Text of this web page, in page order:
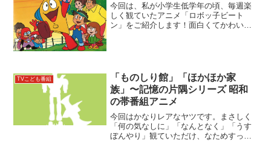
今回は、私が小学生低学年の頃、毎週楽
しく観ていたアニメ「ロボッ子ビート
ン」をご紹介します！面白くてかわいく
TVこども番組
「ものしり館」「ほかほか家
族」〜記憶の片隅シリーズ 昭和
の帯番組アニメ
今回はかなりレアなヤツです。まさしく
「何の気なしに」「なんとなく」「うす
ぼんやり」観ていただけ、なためすっか